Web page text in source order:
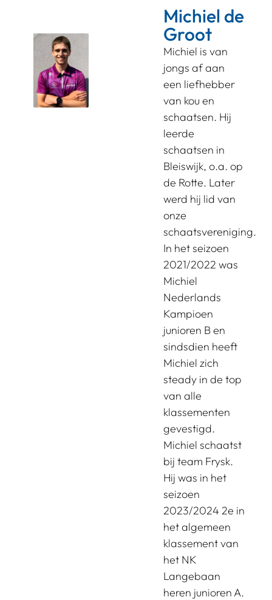
Michiel de
Groot
Michiel is van
jongs af aan
een liefhebber
van kou en
schaatsen. Hij
leerde
schaatsen in
Bleiswijk, o.a. op
de Rotte. Later
werd hij lid van
onze
schaatsvereniging.
In het seizoen
2021/2022 was
Michiel
Nederlands
Kampioen
junioren B en
sindsdien heeft
Michiel zich
steady in de top
van alle
klassementen
gevestigd.
Michiel schaatst
bij team Frysk.
Hij was in het
seizoen
2023/2024 2e in
het algemeen
klassement van
het NK
Langebaan
heren junioren A.